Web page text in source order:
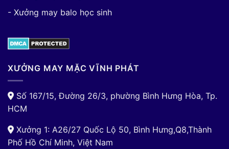
- Xưởng may balo học sinh
XƯỞNG MAY MẶC VĨNH PHÁT
Số 167/15, Đường 26/3, phường Bình Hưng Hòa, Tp.
HCM
Xưởng 1: A26/27 Quốc Lộ 50, Bình Hưng,Q8,Thành
Phố Hồ Chí Minh, Việt Nam